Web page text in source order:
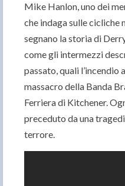
Mike Hanlon, uno dei
che indaga sulle cicliche
segnano la storia di
come gli intermezzi
passato, quali l’incendio
massacro della Banda
Ferriera di Kitchener.
preceduto da una
terrore.